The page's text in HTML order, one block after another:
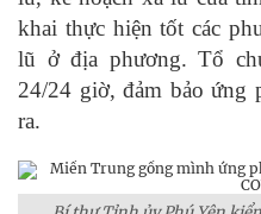
khai thực hiện tốt các
lũ ở địa phương. Tổ
24/24 giờ, đảm bảo ứng
ra.